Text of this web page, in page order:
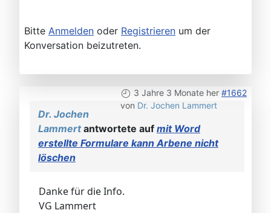
Bitte Anmelden oder Registrieren um der
Konversation beizutreten.
3 Jahre 3 Monate her #1662
von Dr. Jochen Lammert
Dr. Jochen
Lammertantwortete auf mit Word
erstellte Formulare kann Arbene nicht
löschen
Danke für die Info.
VG Lammert